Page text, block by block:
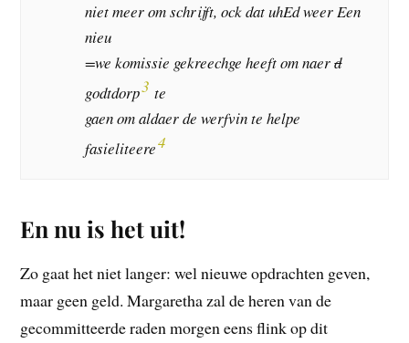
niet meer om schrijft, ock dat uhEd weer Een
nieu
=we komissie gekreechge heeft om naerd
godtdorp3 te
gaen om aldaer de werfvin te helpe
fasieliteere4
En nu is het uit!
Zo gaat het niet langer: wel nieuwe opdrachten geven,
maar geen geld. Margaretha zal de heren van de
gecommitteerde raden morgen eens flink op dit